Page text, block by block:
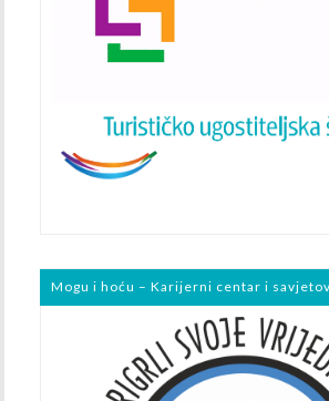
Mogu i hoću – Karijerni centar i